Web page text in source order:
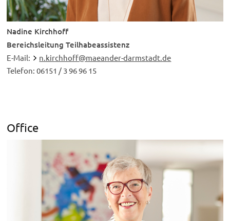
Nadine Kirchhoff
Bereichsleitung Teilhabeassistenz
E-Mail:
n.kirchhoff@maeander-darmstadt.de
Telefon: 06151 / 3 96 96 15
Office